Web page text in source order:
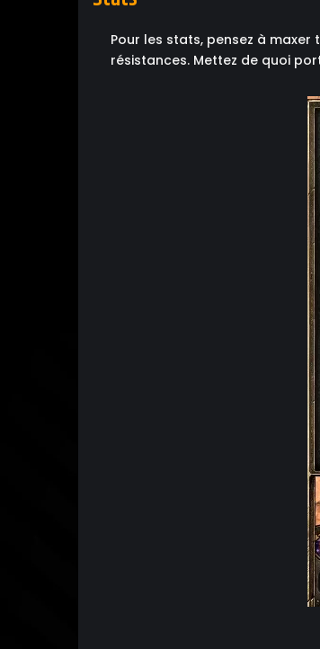
Pour les stats, pensez à
résistances. Mettez de quoi